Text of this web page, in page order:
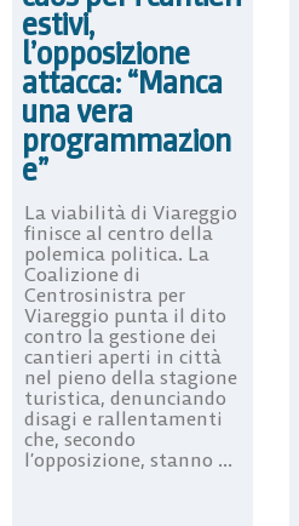
estivi,
l’opposizione
attacca: “Manca
una vera
programmazion
e”
La viabilità di Viareggio
finisce al centro della
polemica politica. La
Coalizione di
Centrosinistra per
Viareggio punta il dito
contro la gestione dei
cantieri aperti in città
nel pieno della stagione
turistica, denunciando
disagi e rallentamenti
che, secondo
l’opposizione, stanno ...